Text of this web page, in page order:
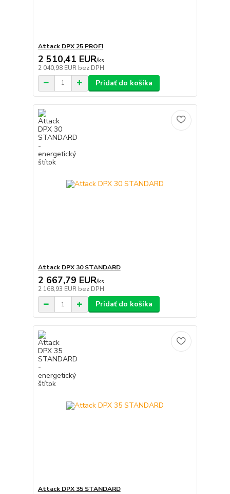
Attack DPX 25 PROFI
2 510,41 EUR/ks
2 040,98 EUR bez DPH
Pridať do košíka
Attack DPX 30 STANDARD
2 667,79 EUR/ks
2 168,93 EUR bez DPH
Pridať do košíka
Attack DPX 35 STANDARD